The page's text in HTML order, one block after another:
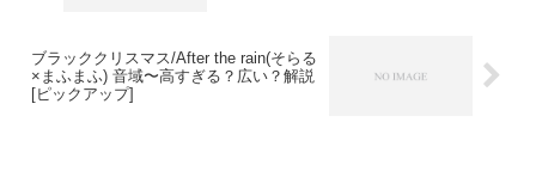
ブラッククリスマス/After the rain(そらる
×まふまふ) 音域〜高すぎる？広い？解説
[ピックアップ]